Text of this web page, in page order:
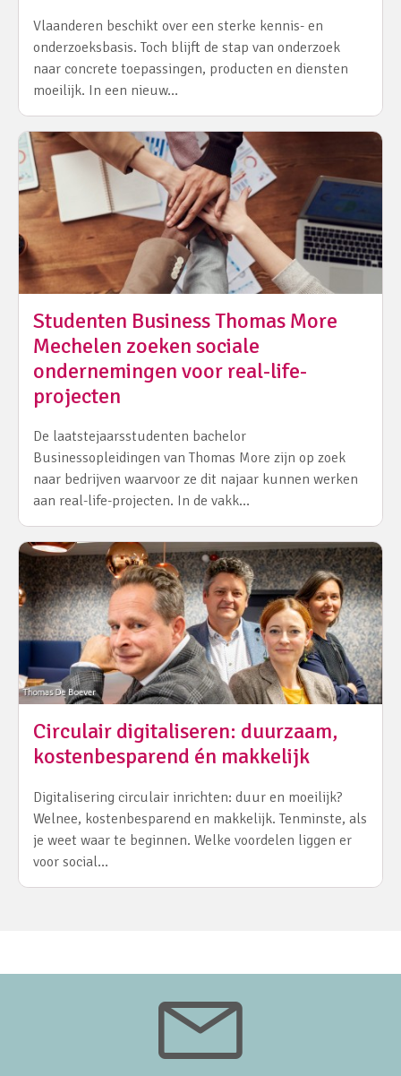
Vlaanderen beschikt over een sterke kennis- en
onderzoeksbasis. Toch blijft de stap van onderzoek
naar concrete toepassingen, producten en diensten
moeilijk. In een nieuw…
Studenten Business Thomas More
Mechelen zoeken sociale
ondernemingen voor real-life-
projecten
De laatstejaarsstudenten bachelor
Businessopleidingen van Thomas More zijn op zoek
naar bedrijven waarvoor ze dit najaar kunnen werken
aan real-life-projecten. In de vakk…
Circulair digitaliseren: duurzaam,
kostenbesparend én makkelijk
Digitalisering circulair inrichten: duur en moeilijk?
Welnee, kostenbesparend en makkelijk. Tenminste, als
je weet waar te beginnen. Welke voordelen liggen er
voor social…